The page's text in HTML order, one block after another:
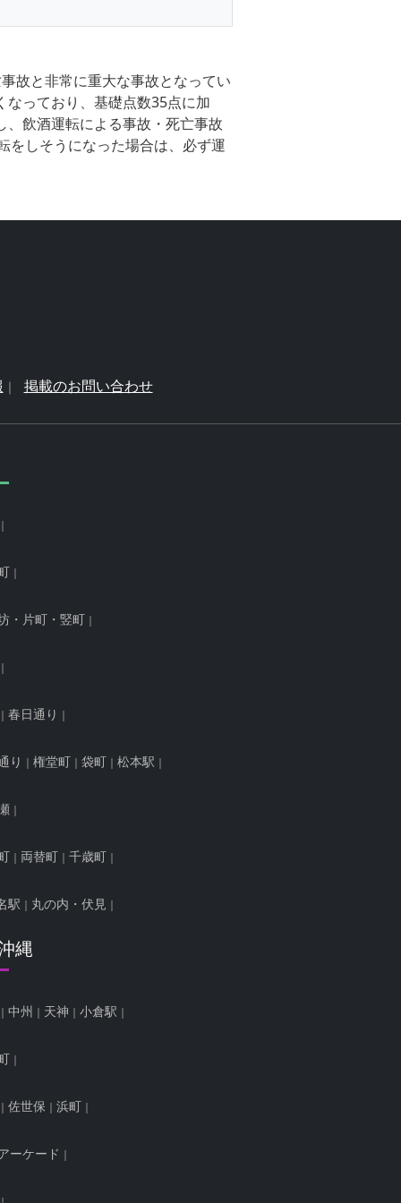
故と非常に重大な事故となってい
っており、基礎点数35点に加
飲酒運転による事故・死亡事故
をしそうになった場合は、必ず運
掲載のお問い合わせ
・片町・竪町
春日通り
り 権堂町 袋町 松本駅
両替町 千歳町
駅 丸の内・伏見
縄
中州 天神 小倉駅
佐世保 浜町
ーケード